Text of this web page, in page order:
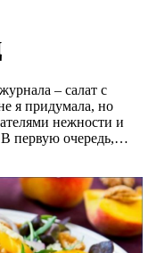
– салат с
я придумала, но
нежности и
В первую очередь,…